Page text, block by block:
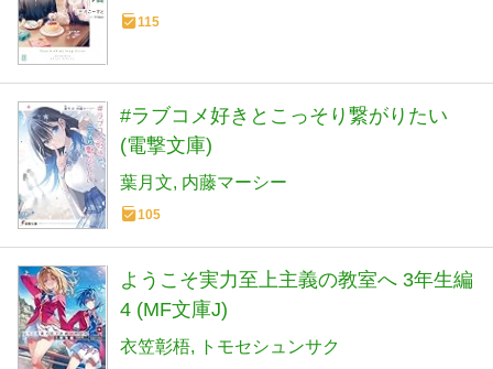
115
#ラブコメ好きとこっそり繋がりたい
(電撃文庫)
葉月文 内藤マーシー
105
ようこそ実力至上主義の教室へ 3年生編
4 (MF文庫J)
衣笠彰梧 トモセシュンサク